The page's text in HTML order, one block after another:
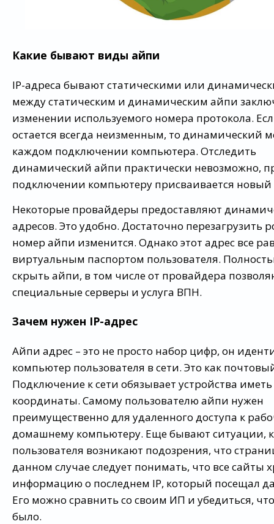
Какие бывают виды айпи
IP-адреса бывают статическими или
между статическим и динамическим айпи
изменении используемого номера протокола.
остается всегда неизменным, то динамический
каждом подключении компьютера. Отследить
динамический айпи практически невозможно,
подключении компьютеру присваивается
Некоторые провайдеры предоставляют
адресов. Это удобно. Достаточно перезагрузить
номер айпи изменится. Однако этот адрес все
виртуальным паспортом пользователя.
скрыть айпи, в том числе от провайдера
специальные серверы и услуга ВПН.
Зачем нужен IP-адрес
Айпи адрес – это не просто набор цифр, он
компьютер пользователя в сети. Это как
Подключение к сети обязывает устройства
координаты. Самому пользователю айпи нужен
преимущественно для удаленного доступа к
домашнему компьютеру. Еще бывают ситуации,
пользователя возникают подозрения, что
данном случае следует понимать, что все сайты
информацию о последнем IP, который посещал
Его можно сравнить со своим ИП и убедиться,
было.